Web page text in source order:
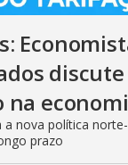
a nova política
prazo